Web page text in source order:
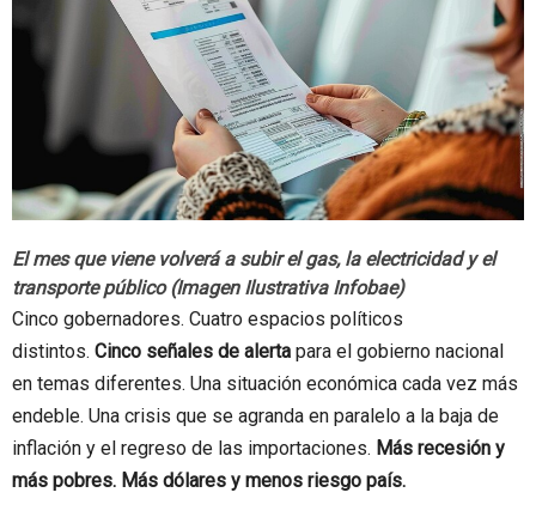
El mes que viene volverá a subir el gas, la electricidad y el
transporte público (Imagen Ilustrativa Infobae)
Cinco gobernadores. Cuatro espacios políticos
distintos. Cinco señales de alerta para el gobierno nacional
en temas diferentes. Una situación económica cada vez más
endeble. Una crisis que se agranda en paralelo a la baja de
inflación y el regreso de las importaciones. Más recesión y
más pobres. Más dólares y menos riesgo país.